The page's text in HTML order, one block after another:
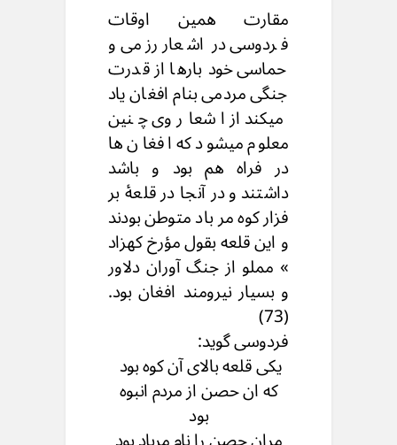
مقارت همین اوقات
فردوسی در اشعار رزمی و
حماسی خود بارها از قدرت
جنگی مردمی بنام افغان یاد
میکند از اشعار وی چنین
معلوم میشود که افغانها
در فراه هم بود و باشد
داشتند و در آنجا در قلعۀ بر
فزار کوه مر باد متوطن بودند
و این قلعه بقول مؤرخ کهزاد
» مملو از جنگ آوران دلاور
و بسیار نیرومند افغان بود.
(73)
فردوسی گوید:
یکی قلعه بالای آن کوه بود
که ان حصن از مردم انبوه
بود